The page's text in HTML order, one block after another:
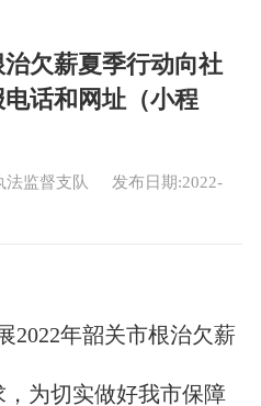
欠薪夏季行动向社
话和网址（小程
法监督支队
发布日期:2022-
2022年韶关市根治欠薪
为切实做好我市保障